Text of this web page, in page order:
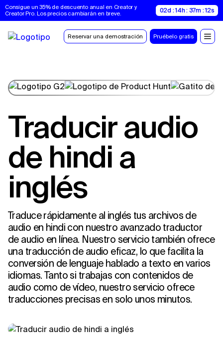
Consigue un 35% de descuento anual en Creator y
Creator Pro. Los precios cambiarán en breve.
02d : 14h : 37m : 11s
Reservar una demostración Pruébelo gratis
Traducir audio
de hindi a
inglés
Traduce rápidamente al inglés tus archivos de
audio en hindi con nuestro avanzado traductor
de audio en línea. Nuestro servicio también ofrece
una traducción de audio eficaz, lo que facilita la
conversión de lenguaje hablado a texto en varios
idiomas. Tanto si trabajas con contenidos de
audio como de vídeo, nuestro servicio ofrece
traducciones precisas en solo unos minutos.